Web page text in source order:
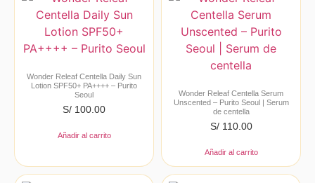
Wonder Releaf Centella Daily Sun
Lotion SPF50+ PA++++ – Purito
Seoul
S/ 100.00
Añadir al carrito
Wonder Releaf Centella Serum
Unscented – Purito Seoul | Serum
de centella
S/110.00
Añadir al carrito